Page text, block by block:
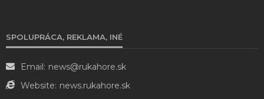
SPOLUPRÁCA, REKLAMA, INÉ
Email: news@rukahore.sk
Website: news.rukahore.sk